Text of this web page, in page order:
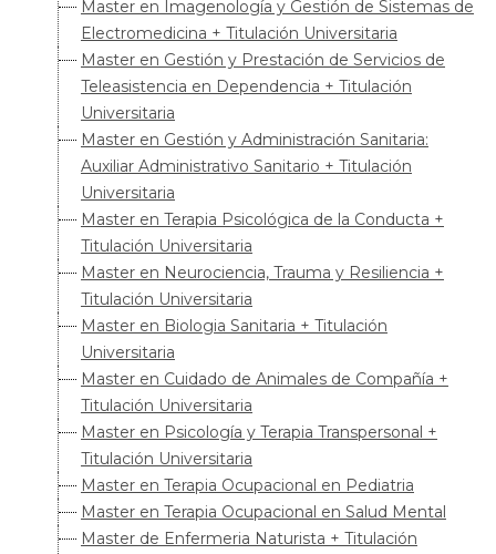
Master en Imagenología y Gestión de Sistemas de
Electromedicina + Titulación Universitaria
Master en Gestión y Prestación de Servicios de
Teleasistencia en Dependencia + Titulación
Universitaria
Master en Gestión y Administración Sanitaria:
Auxiliar Administrativo Sanitario + Titulación
Universitaria
Master en Terapia Psicológica de la Conducta +
Titulación Universitaria
Master en Neurociencia, Trauma y Resiliencia +
Titulación Universitaria
Master en Biologia Sanitaria + Titulación
Universitaria
Master en Cuidado de Animales de Compañía +
Titulación Universitaria
Master en Psicología y Terapia Transpersonal +
Titulación Universitaria
Master en Terapia Ocupacional en Pediatria
Master en Terapia Ocupacional en Salud Mental
Master de Enfermeria Naturista + Titulación